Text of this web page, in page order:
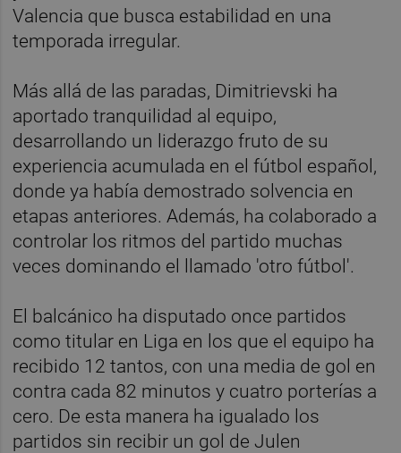
Valencia que busca estabilidad en una
temporada irregular.
Más allá de las paradas, Dimitrievski ha
aportado tranquilidad al equipo,
desarrollando un liderazgo fruto de su
experiencia acumulada en el fútbol español,
donde ya había demostrado solvencia en
etapas anteriores. Además, ha colaborado a
controlar los ritmos del partido muchas
veces dominando el llamado 'otro fútbol'.
El balcánico ha disputado once partidos
como titular en Liga en los que el equipo ha
recibido 12 tantos, con una media de gol en
contra cada 82 minutos y cuatro porterías a
cero. De esta manera ha igualado los
partidos sin recibir un gol de Julen